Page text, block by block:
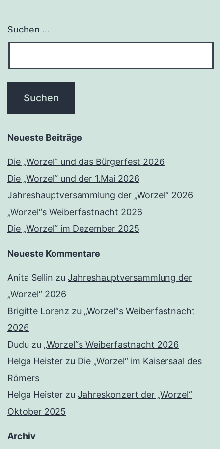
Suchen …
Neueste Beiträge
Die „Worzel“ und das Bürgerfest 2026
Die „Worzel“ und der 1.Mai 2026
Jahreshauptversammlung der „Worzel“ 2026
„Worzel“s Weiberfastnacht 2026
Die „Worzel“ im Dezember 2025
Neueste Kommentare
Anita Sellin zu Jahreshauptversammlung der
„Worzel“ 2026
Brigitte Lorenz zu „Worzel“s Weiberfastnacht
2026
Dudu zu „Worzel“s Weiberfastnacht 2026
Helga Heister zu Die „Worzel“ im Kaisersaal des
Römers
Helga Heister zu Jahreskonzert der „Worzel“
Oktober 2025
Archiv